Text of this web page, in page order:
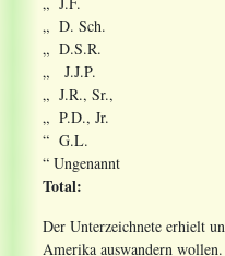
„ D.
„
„
„
„ P.D.,
“
“
Total: $
Der Unterzeichnete erhielt
Amerika auswandern wollen.